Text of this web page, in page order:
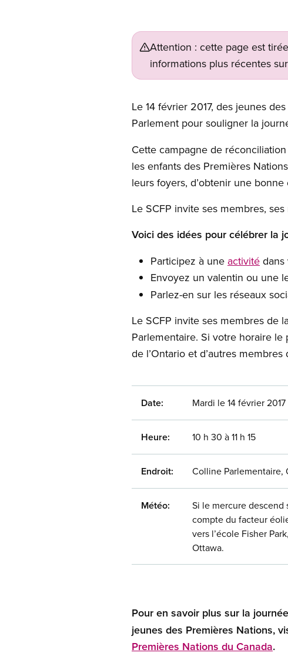
Attention : cette page est
informations plus récentes
Open image in modal
Le 14 février 2017, des jeunes
Parlement pour souligner la
Cette campagne de
les enfants des Premières
leurs foyers, d’obtenir une
Le SCFP invite ses membres,
Voici des idées pour célébrer la
Participez à une activité dans
Envoyez un valentin ou une
Parlez-en sur les réseaux
Le SCFP invite ses membres de
Parlementaire. Si votre horaire
de l’Ontario et d’autres membres
Date: Mardi le 14 février 2017
Heure: 10 h 30 à 11 h 15
Endroit: Colline Parlementaire,
Météo:
Si le mercure descend
compte du facteur
vers l’école Fisher
Ottawa.
Pour en savoir plus sur la
jeunes des Premières Nations,
Premières Nations du Canada.